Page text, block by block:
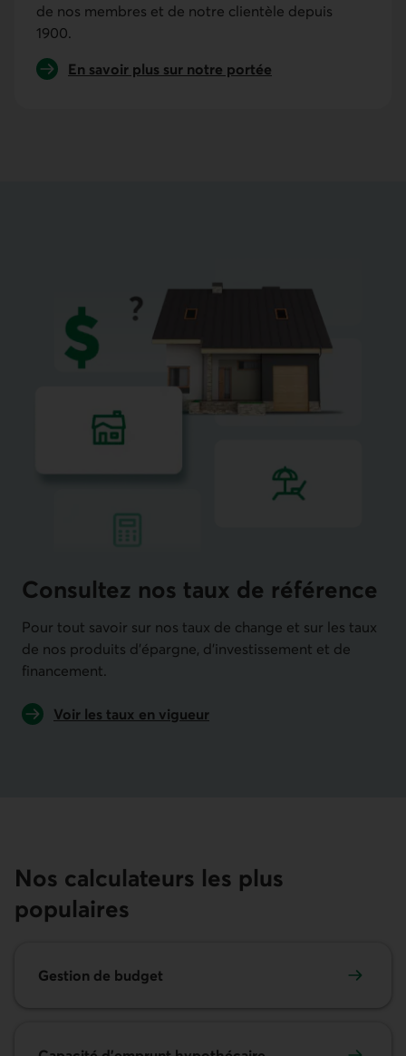
de nos membres et de notre clientèle depuis
1900.
En savoir plus sur notre portée
Consultez nos taux de référence
Pour tout savoir sur nos taux de change et sur les taux
de nos produits d’épargne, d’investissement et de
financement.
Voir les taux en vigueur
Nos calculateurs les plus
populaires
Gestion de budget